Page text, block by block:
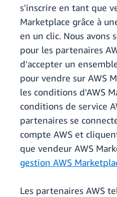
s'inscrire en tant que
Marketplace grâce à
en un clic. Nous avons
pour les partenaires
d'accepter un
pour vendre sur AWS
les conditions d'AWS
conditions de service
partenaires se
compte AWS et
que vendeur AWS
gestion AWS
Les partenaires AWS